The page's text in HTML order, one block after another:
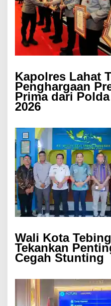
Kapolres Lahat
Penghargaan
Prima dari
2026
Wali Kota
Tekankan
Cegah Stunting